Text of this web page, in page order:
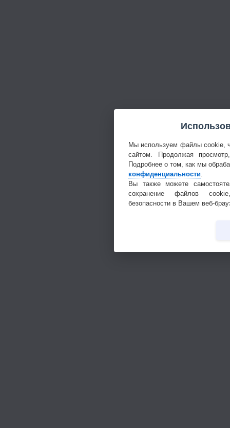
Мы используем файлы cookie,
сайтом. Продолжая
Подробнее о том, как мы
конфиденциальности
Вы также можете
сохранение файлов
безопасности в Вашем веб-